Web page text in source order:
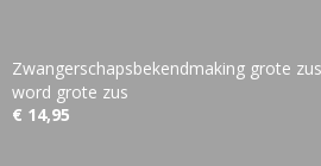
Zwangerschapsbekendmaking grote
word grote zus
€ 14,95